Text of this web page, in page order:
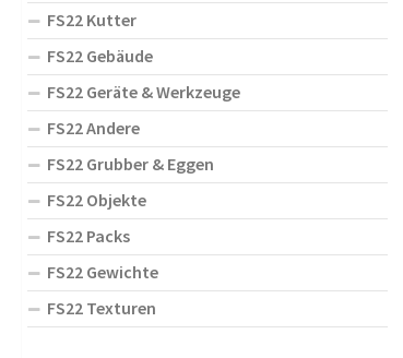
FS22 Kutter
FS22 Gebäude
FS22 Geräte & Werkzeuge
FS22 Andere
FS22 Grubber & Eggen
FS22 Objekte
FS22 Packs
FS22 Gewichte
FS22 Texturen